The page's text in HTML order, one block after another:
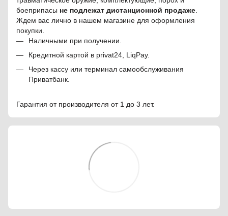
боеприпасы не подлежат дистанционной продаже
Ждем вас лично в нашем магазине для оформления
покупки.
Наличными при получении.
Кредитной картой в privat24, LiqPay.
Через кассу или терминал самообслуживания
Приватбанк.
Гарантия от производителя от 1 до 3 лет.